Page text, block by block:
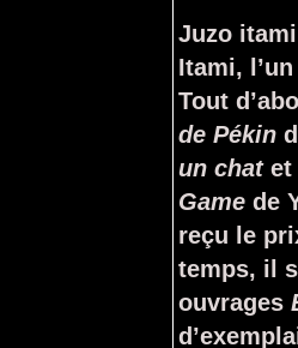
Juzo
Itami,
Tout
de Pékin
un chat
Game de
reçu le
temps, il
ouvrages